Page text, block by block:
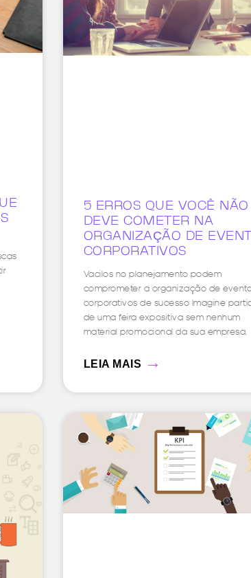
5 ERROS QUE VOCÊ NÃO
DEVE COMETER NA
ORGANIZAÇÃO DE
CORPORATIVOS
Vacilos no planejamento podem
comprometer a organização de
corporativos de sucesso Imagine
de uma feira expositiva sem nenhum
material promocional da sua empresa,
LEIA MAIS →